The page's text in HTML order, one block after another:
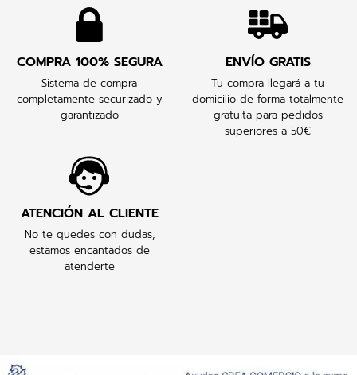
COMPRA 100% SEGURA
Sistema de compra
completamente securizado y
garantizado
ENVÍO GRATIS
Tu compra llegará a tu
domicilio de forma totalmente
gratuita para pedidos
superiores a 50€
ATENCIÓN AL CLIENTE
No te quedes con dudas,
estamos encantados de
atenderte